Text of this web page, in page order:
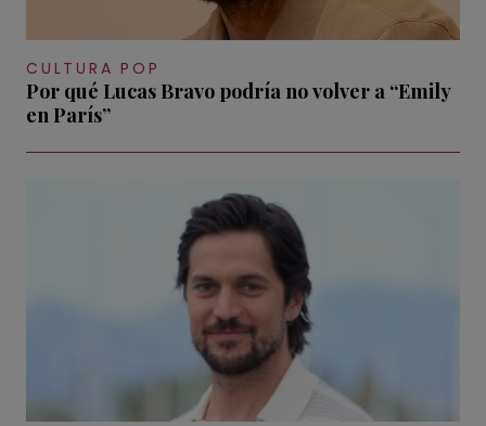
CULTURA POP
Por qué Lucas Bravo podría no volver a “Emily
en París”